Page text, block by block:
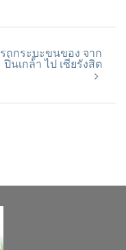
รถกระบะขนของ จาก
ปิ่นเกล้า ไป เซียรังสิต